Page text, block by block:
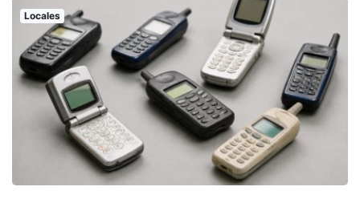
Locales